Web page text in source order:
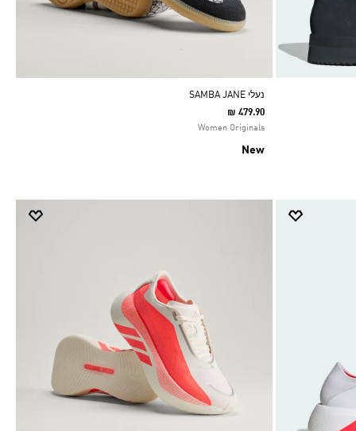
נעלי SAMBA JANE
₪ 479.90
Women Originals
New